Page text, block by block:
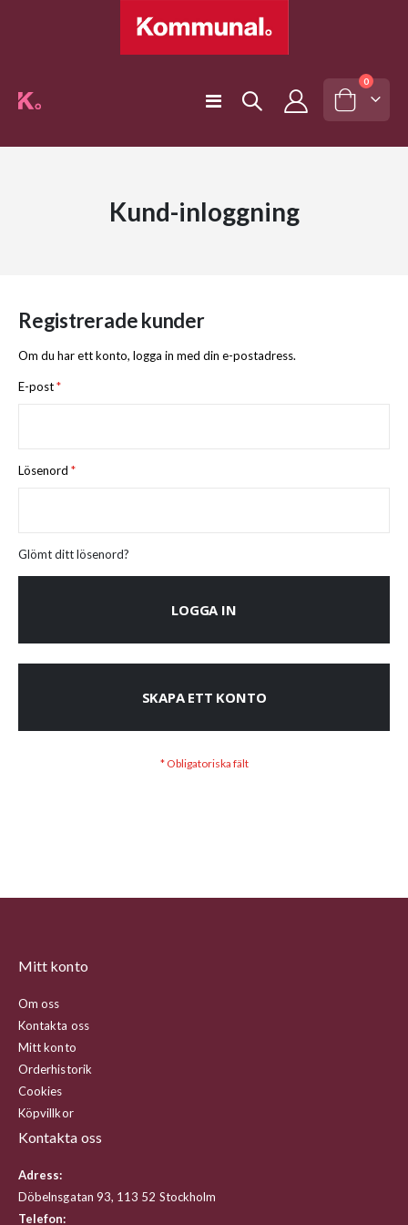
Växla
Cart
0artiklar
Kund-inloggning
Registrerade kunder
Om du har ett konto, logga in med din e-postadress.
E-post
Lösenord
Glömt ditt lösenord?
LOGGA IN
SKAPA ETT KONTO
Mitt konto
Om oss
Kontakta oss
Mitt konto
Orderhistorik
Cookies
Köpvillkor
Kontakta oss
Adress:
Döbelnsgatan 93, 113 52 Stockholm
Telefon: